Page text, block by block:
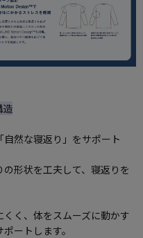
造
然な寝返り」をサポート
の形状を工夫して、寝返りを
く、体をスムーズに動かす
ートします。